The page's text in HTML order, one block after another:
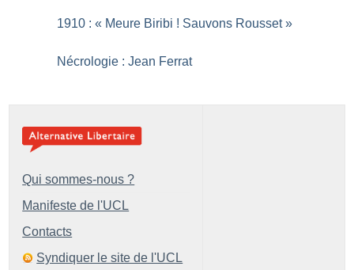
1910 : « Meure Biribi ! Sauvons Rousset »
Nécrologie : Jean Ferrat
Qui sommes-nous ?
Manifeste de l'UCL
Contacts
Syndiquer le site de l'UCL